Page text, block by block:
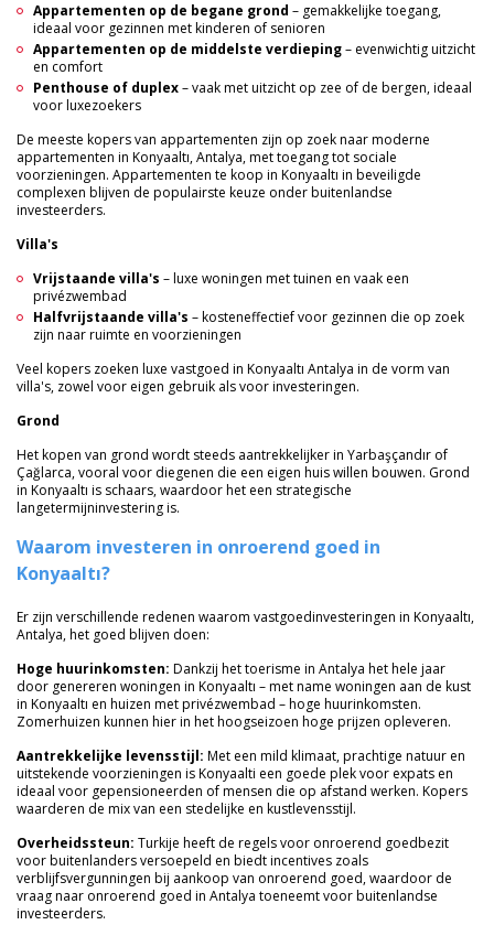
Appartementen op de begane grond – gemakkelijke toegang,
ideaal voor gezinnen met kinderen of senioren
Appartementen op de middelste verdieping– evenwichtig uitzicht
en comfort
Penthouse of duplex– vaak met uitzicht op zee of de bergen, ideaal
voor luxezoekers
De meeste kopers van appartementen zijn op zoek naar moderne
appartementen in Konyaaltı, Antalya, met toegang tot sociale
voorzieningen. Appartementen te koop in Konyaaltı in beveiligde
complexen blijven de populairste keuze onder buitenlandse
investeerders.
Villa's
Vrijstaande villa's – luxe woningen met tuinen en vaak een
privézwembad
Halfvrijstaande villa's – kosteneffectief voor gezinnen die op zoek
zijn naar ruimte en voorzieningen
Veel kopers zoeken luxe vastgoed in Konyaaltı Antalya in de vorm van
villa's, zowel voor eigen gebruik als voor investeringen.
Grond
Het kopen van grond wordt steeds aantrekkelijker in Yarbaşçandır of
Çağlarca, vooral voor diegenen die een eigen huis willen bouwen. Grond
in Konyaaltı is schaars, waardoor het een strategische
langetermijninvestering is.
Waarom investeren in onroerend goed in
Konyaaltı?
Er zijn verschillende redenen waarom vastgoedinvesteringen in Konyaaltı,
Antalya, het goed blijven doen:
Hoge huurinkomsten: Dankzij het toerisme in Antalya het hele jaar
door genereren woningen in Konyaaltı – met name woningen aan de kust
in Konyaaltı en huizen met privézwembad – hoge huurinkomsten.
Zomerhuizen kunnen hier in het hoogseizoen hoge prijzen opleveren.
Aantrekkelijke levensstijl: Met een mild klimaat, prachtige natuur en
uitstekende voorzieningen is Konyaalti een goede plek voor expats en
ideaal voor gepensioneerden of mensen die op afstand werken. Kopers
waarderen de mix van een stedelijke en kustlevensstijl.
Overheidssteun: Turkije heeft de regels voor onroerend goedbezit
voor buitenlanders versoepeld en biedt incentives zoals
verblijfsvergunningen bij aankoop van onroerend goed, waardoor de
vraag naar onroerend goed in Antalya toeneemt voor buitenlandse
investeerders.